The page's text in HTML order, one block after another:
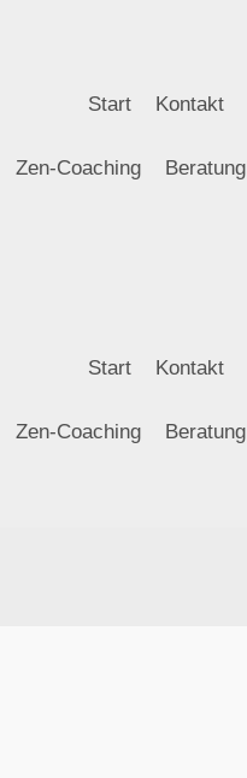
Start Kontakt
Zen-Coaching Beratung
Start Kontakt
Zen-Coaching Beratung